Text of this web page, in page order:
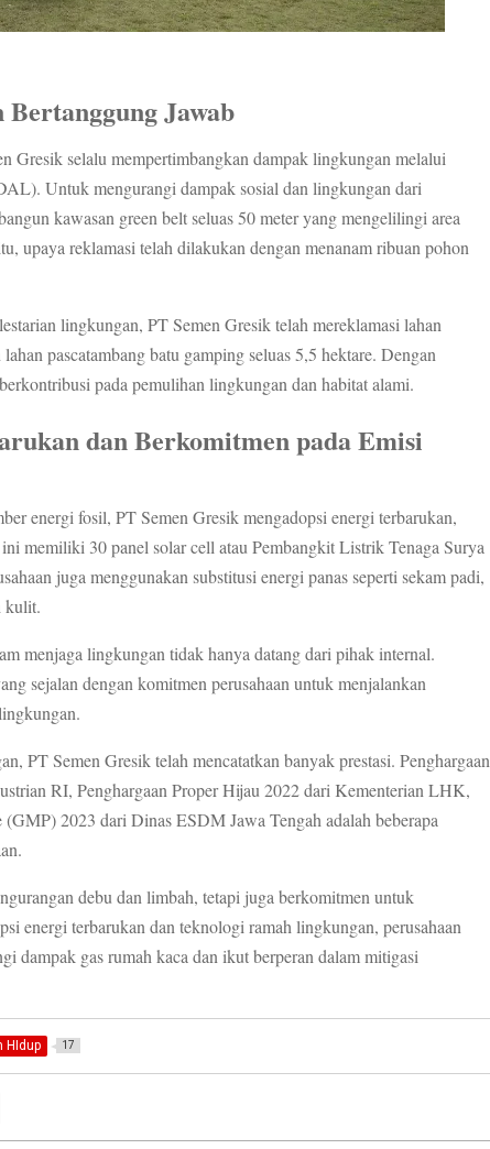
Bertanggung Jawab
Gresik selalu mempertimbangkan dampak lingkungan melalui
Untuk mengurangi dampak sosial dan lingkungan dari
kawasan green belt seluas 50 meter yang mengelilingi area
upaya reklamasi telah dilakukan dengan menanam ribuan pohon
lingkungan, PT Semen Gresik telah mereklamasi lahan
pascatambang batu gamping seluas 5,5 hektare. Dengan
pada pemulihan lingkungan dan habitat alami.
dan Berkomitmen pada Emisi
energi fosil, PT Semen Gresik mengadopsi energi terbarukan,
memiliki 30 panel solar cell atau Pembangkit Listrik Tenaga Surya
juga menggunakan substitusi energi panas seperti sekam padi,
kulit.
menjaga lingkungan tidak hanya datang dari pihak internal.
sejalan dengan komitmen perusahaan untuk menjalankan
PT Semen Gresik telah mencatatkan banyak prestasi. Penghargaan
RI, Penghargaan Proper Hijau 2022 dari Kementerian LHK,
2023 dari Dinas ESDM Jawa Tengah adalah beberapa
debu dan limbah, tetapi juga berkomitmen untuk
energi terbarukan dan teknologi ramah lingkungan, perusahaan
dampak gas rumah kaca dan ikut berperan dalam mitigasi
HIdup 17